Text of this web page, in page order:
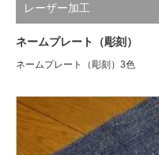
レーザー加工
ネームプレート（彫刻）
ネームプレート（彫刻）3色